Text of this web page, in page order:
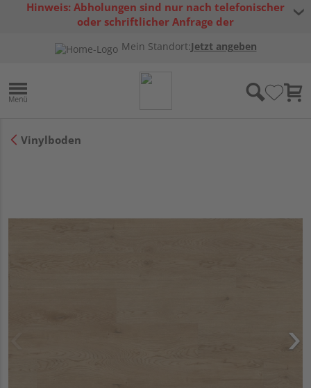
Hinweis: Abholungen sind nur nach telefonischer
oder schriftlicher Anfrage der
Mein Standort:Jetzt angeben
Vinylboden